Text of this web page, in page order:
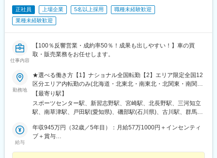
正社員 上場企業 5名以上採用
職種未経験歓迎
業種未経験歓迎
仕事内容
【100％反響営業・成約率50％！成果も出しやすい！】車の買
取・販売業務をお任せします。
勤務地
★選べる働き方【1】ナショナル全国転勤【2】エリア限定全国12
区分エリア内転勤のみ(北海道・北東北・南東北・北関東・南関
東、甲信・東海・北陸・近畿・関西、中国・四国・北九州・南九
州、沖縄)【3】都道府県限定都道府県内での転居異動社員※入社
後、ライフプランに合わせて変更も可能＼続々、新店舗オープ
ー直営店および事業所（将来的に海外勤務のチャンスもあり）★
初期配属は相談可能※受動喫煙対策：有※AI面接スタート！24時間
秋田・山形・福島）関東（東京・神奈川・千葉・埼玉・茨城・栃
【最寄り駅】
スポーツセンター駅、新習志野駅、宮崎駅、北長野駅、三河知立
駅、南草津駅、戸田駅(愛知県)、磯部駅(石川県)、古川駅、群馬総
県)、豊川駅(大阪府)、木更津駅、東新庄駅、鶴田駅、南永山駅、
国見駅(宮城県)、尾上の松駅、てだこ浦西駅、本八戸駅、清水駅
給与
年収945万円（32歳／5年目）：月給57万1000円＋インセンティ
ブ＋賞与
ブ＋賞与